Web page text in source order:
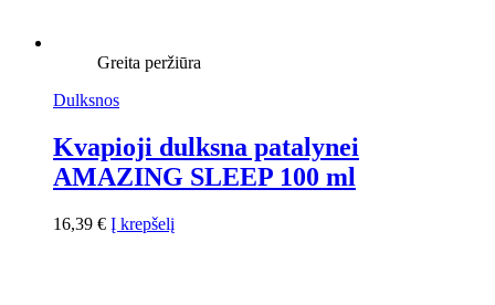
Greita peržiūra
Dulksnos
Kvapioji dulksna patalynei
AMAZING SLEEP 100 ml
16,39 € Į krepšelį